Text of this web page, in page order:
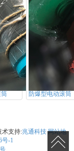
防爆型电动滚筒
术支持:兆通科技 网站地
号-1